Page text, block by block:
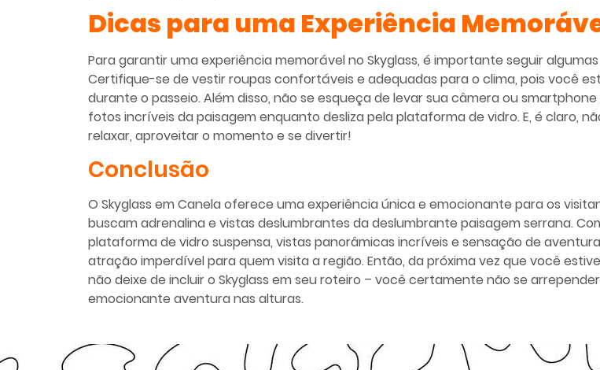
Dicas para uma Experiência
Para garantir uma experiência memorável no Skyglass, é importante seguir
Certifique-se de vestir roupas confortáveis e adequadas para o clima, pois você
durante o passeio. Além disso, não se esqueça de levar sua câmera ou
fotos incríveis da paisagem enquanto desliza pela plataforma de vidro. E, é claro,
relaxar, aproveitar o momento e se divertir!
Conclusão
O Skyglass em Canela oferece uma experiência única e emocionante para os
buscam adrenalina e vistas deslumbrantes da deslumbrante paisagem serrana.
plataforma de vidro suspensa, vistas panorâmicas incríveis e sensação de
atração imperdível para quem visita a região. Então, da próxima vez que você
não deixe de incluir o Skyglass em seu roteiro – você certamente não se
emocionante aventura nas alturas.